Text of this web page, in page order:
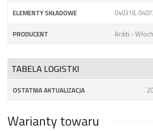
ELEMENTY SKŁADOWE 040318,
PRODUCENT Arditi -
TABELA LOGISTKI
OSTATNIA AKTUALIZACJA
Warianty towaru